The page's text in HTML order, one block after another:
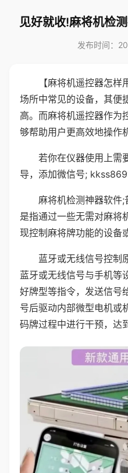
见好就收!麻将机检
发布时间：
【麻将机遥控器怎
场所中常见的设备，其便
高。而麻将机遥控器作为
够帮助用户更高效地操作
若你在仪器使用上需
导，添加微信号;
麻将机检测神器软件
是指通过一些无需对麻将
现控制麻将牌功能的设备
蓝牙或无线信号控制
蓝牙或无线信号与手机等
好牌型等指令，发送信号
号后驱动内部微型电机或
码牌过程中进行干预，达